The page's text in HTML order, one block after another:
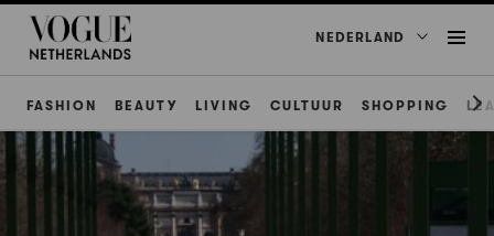
NEDERLAND
FASHION BEAUTY LIVING CULTUUR SHOPPING